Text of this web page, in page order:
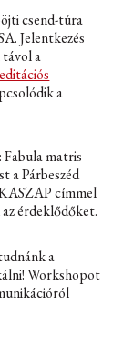
csend-túra
Jelentkezés
távol a
a
matris
a Párbeszéd
címmel
érdeklődőket.
a
Workshopot